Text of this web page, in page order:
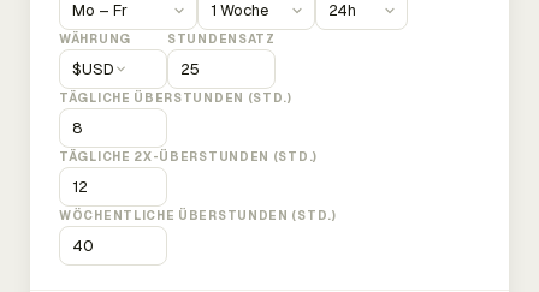
WÄHRUNG
$USD
STUNDENSATZ
TÄGLICHE ÜBERSTUNDEN (STD.)
TÄGLICHE 2X-ÜBERSTUNDEN (STD.)
WÖCHENTLICHE ÜBERSTUNDEN (STD.)